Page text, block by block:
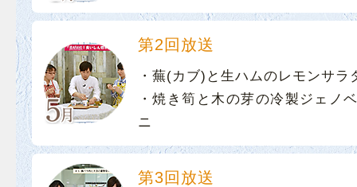
第2回放送
・蕪(カブ)と生ハムのレモンサラ
・焼き筍と木の芽の冷製ジェノ
ニ
第3回放送